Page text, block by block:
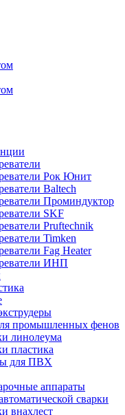
Рок Юнит
Baltech
Проминдуктор
SKF
Pruftechnik
Timken
Fag Heater
ИНП
промышленных фенов
линолеума
пластика
для ПВХ
аппараты
сварки
внахлест